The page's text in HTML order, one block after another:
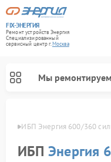
FIX-ЭНЕРГИЯ
Ремонт устройств Энергия
Специализированный
cервисный центр г.Москва
Мы ремонтируем
ИБП Энергия 600/360
ИБП Энергия